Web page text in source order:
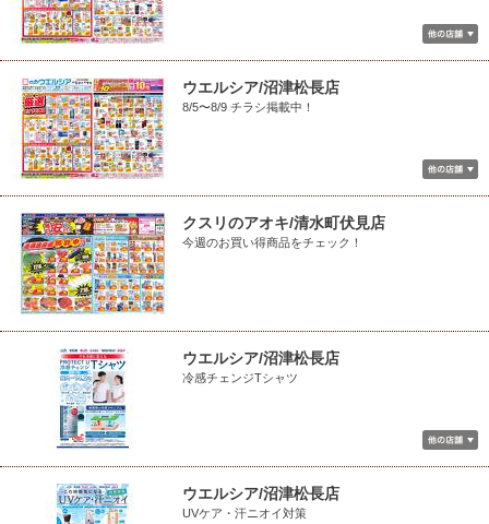
ウエルシア/沼津松長店
8/5〜8/9 チラシ掲載中！
クスリのアオキ/清水町伏見店
今週のお買い得商品をチェック！
ウエルシア/沼津松長店
冷感チェンジTシャツ
ウエルシア/沼津松長店
UVケア・汗ニオイ対策